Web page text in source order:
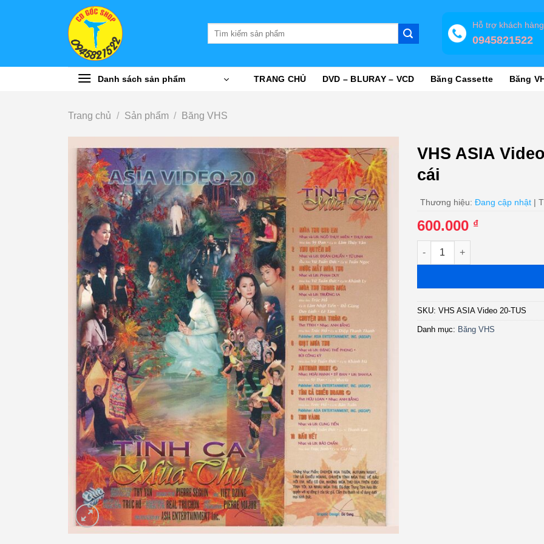
Hỗ trợ khách hàng
0945821522
Danh sách sản phẩm TRANG CHỦ DVD – BLURAY – VCD Băng Cassette Băng
Trang chủ / Sản phẩm / Băng VHS
VHS ASIA
cái
Thương hiệu: Đang cập nhật |
600.000 ₫
VHS ASIA Video 20 - Tình Ca
SKU: VHS ASIA Video 20-TUS
Danh mục: Băng VHS